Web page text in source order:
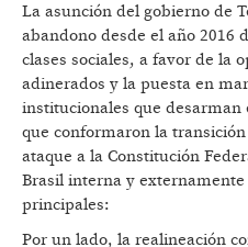
La asunción del gobierno de
abandono desde el año 2016
clases sociales, a favor de la
adinerados y la puesta en
institucionales que
que conformaron la
ataque a la Constitución
Brasil interna y
principales:
Por un lado, la realineación